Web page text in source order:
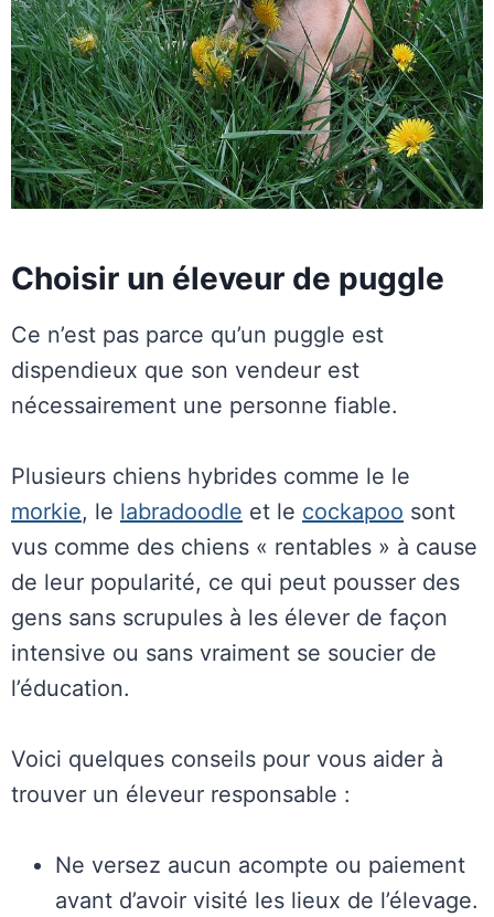
Choisir un éleveur de puggle
Ce n’est pas parce qu’un puggle est
dispendieux que son vendeur est
nécessairement une personne fiable.
Plusieurs chiens hybrides comme le le
morkie, le labradoodle et le cockapoo sont
vus comme des chiens « rentables » à cause
de leur popularité, ce qui peut pousser des
gens sans scrupules à les élever de façon
intensive ou sans vraiment se soucier de
l’éducation.
Voici quelques conseils pour vous aider à
trouver un éleveur responsable :
Ne versez aucun acompte ou paiement
avant d’avoir visité les lieux de l’élevage.